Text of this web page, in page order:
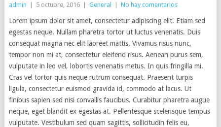
admin 5 octubre, 2016 General No hay comentarios
Lorem ipsum dolor sit amet, consectetur adipiscing elit. Etiam sed
egestas neque. Nullam pharetra tortor ut luctus venenatis. Duis
consequat magna nec elit laoreet mattis. Vivamus risus nunc,
tempor non mi at, consectetur eleifend risus. Aenean purus sem,
vulputate in leo vel, lobortis venenatis metus. In quis fringilla mi.
Cras vel tortor quis neque rutrum consequat. Praesent turpis
ligula, consectetur euismod gravida id, commodo at lacus. Ut
finibus sapien sed nisi convallis faucibus. Curabitur pharetra augue
neque, eget blandit ex egestas at. Pellentesque scelerisque tempus
vulputate. Vestibulum sed quam sagittis, sollicitudin felis eu,